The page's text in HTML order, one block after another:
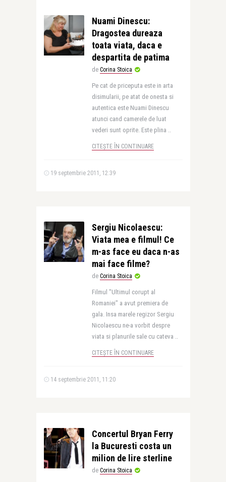
Nuami Dinescu:
Dragostea dureaza
toata viata, daca e
despartita de patima
de Corina Stoica
Pe cat de priceputa este in arta
disimularii, pe atat de onesta si
autentica este Nuami Dinescu
atunci cand camerele de luat
vederi sunt oprite. Este plina ..
CITEȘTE ÎN CONTINUARE
19 septembrie 2011, 12:39
Sergiu Nicolaescu:
Viata mea e filmul! Ce
m-as face eu daca n-as
mai face filme?
de Corina Stoica
Filmul "Ultimul corupt al
Romaniei" a avut premiera de
gala. Insa marele regizor Sergiu
Nicolaescu ne-a vorbit despre
viata si planurile sale cu cateva ..
CITEȘTE ÎN CONTINUARE
14 septembrie 2011, 11:20
Concertul Bryan Ferry
la Bucuresti costa un
milion de lire sterline
de Corina Stoica